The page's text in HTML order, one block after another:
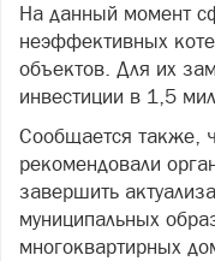
На данный момент
неэффективных
объектов. Для их
инвестиции в 1,5
Сообщается также,
рекомендовали
завершить
муниципальных
многоквартирных